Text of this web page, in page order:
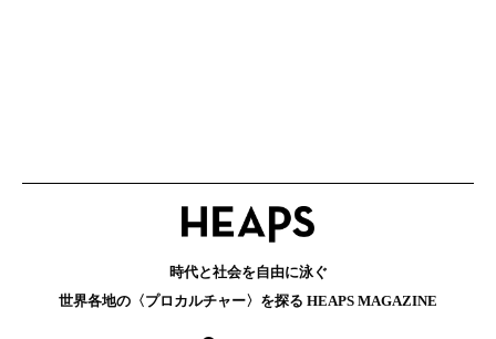
時代と社会を自由に泳ぐ
世界各地の〈プロカルチャー〉を探る HEAPS MAGAZINE